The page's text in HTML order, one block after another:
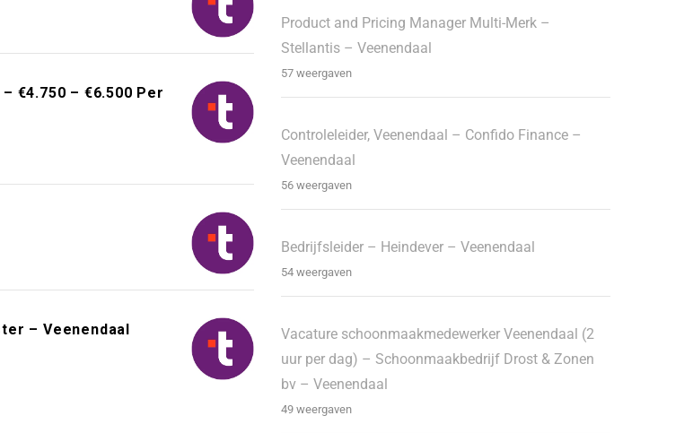
€4.750 – €6.500 Per
– Veenendaal
Product and Pricing Manager Multi-Merk –
Stellantis – Veenendaal
57 weergaven
Controleleider, Veenendaal – Confido Finance –
Veenendaal
56 weergaven
Bedrijfsleider – Heindever – Veenendaal
54 weergaven
Vacature schoonmaakmedewerker Veenendaal (2
uur per dag) – Schoonmaakbedrijf Drost & Zonen
bv – Veenendaal
49 weergaven